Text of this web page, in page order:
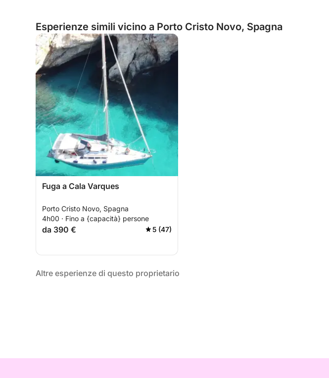
Esperienze simili vicino a Porto Cristo Novo, Spagna
Fuga a Cala Varques
Porto Cristo Novo, Spagna
4h00 · Fino a {capacità} persone
da 390 € 5 (47)
Altre esperienze di questo proprietario